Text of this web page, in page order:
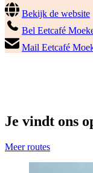
Bekijk de website
Bel Eetcafé
Mail Eetcafé
Je vindt ons
Meer routes